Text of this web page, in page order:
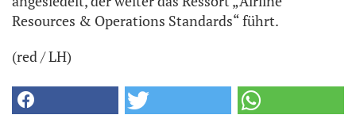
Resources & Operations Standards“ führt.
(red / LH)